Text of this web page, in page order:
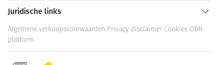
Juridische links
Algemene verkoopsvoorwaarden Privacy disclaimer Cookies ODR-
platform